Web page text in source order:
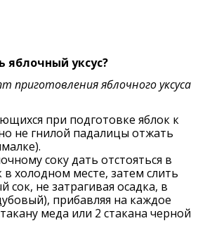
яблочный уксус?
приготовления яблочного уксуса
при подготовке яблок к
не гнилой падалицы отжать
соку дать отстояться в
в холодном месте, затем слить
сок, не затрагивая осадка, в
прибавляя на каждое
меда или 2 стакана черной